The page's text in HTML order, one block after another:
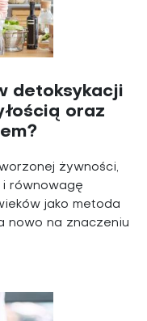
detoksykacji
oraz
żywności,
równowagę
jako metoda
nowo na znaczeniu